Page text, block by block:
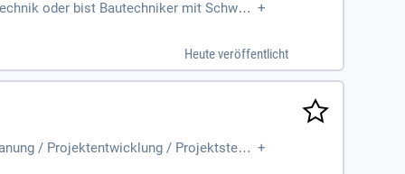
oder bist Bautechniker mit Schwerp
Strukturierte
+
Heute veröffentlicht
/ Projektentwicklung / Projektsteuer
Systeme.
+